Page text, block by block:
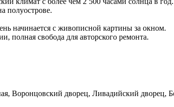
полуострове.
начинается с живописной картины за окном.
полная свобода для авторского ремонта.
дворец, Ливадийский дворец,